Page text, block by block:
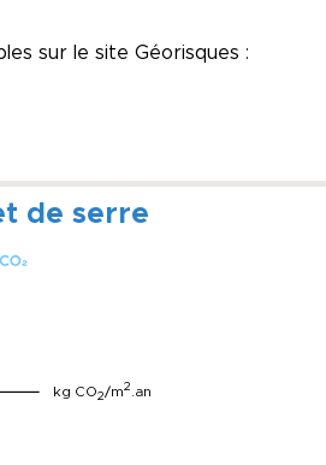
sur le site Géorisques :
de serre
kg CO2/m2 .an